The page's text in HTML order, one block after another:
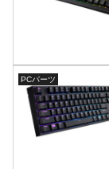
PCパーツ